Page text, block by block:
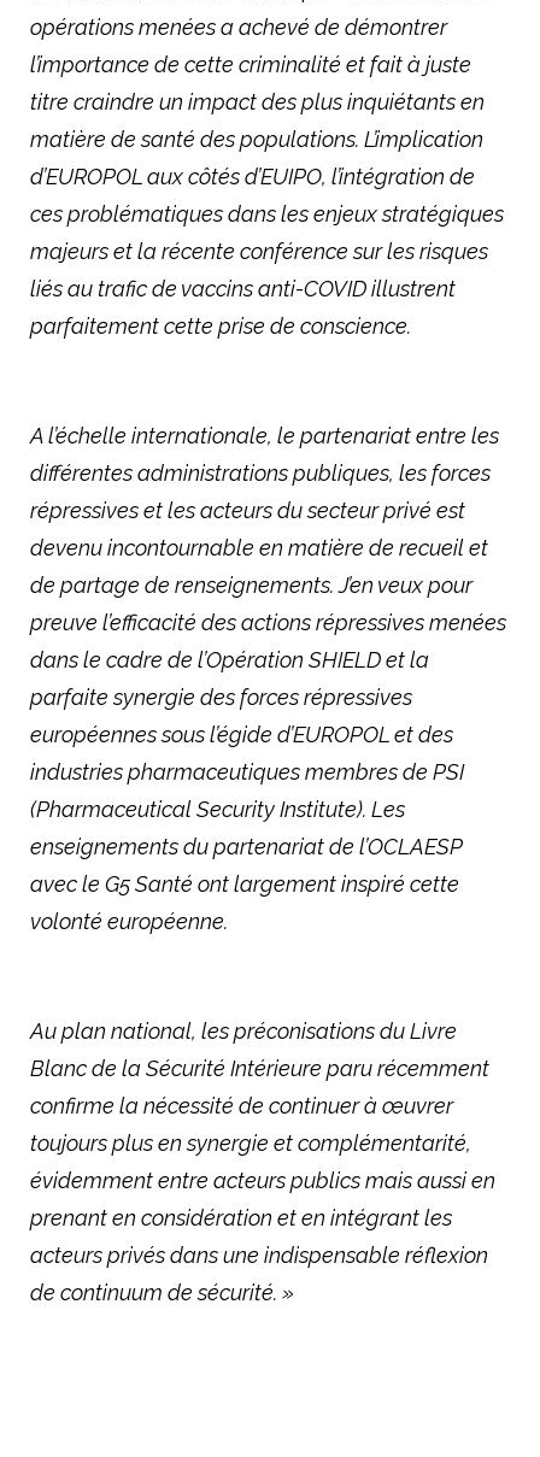
opérations menées a achevé de démontrer
l’importance de cette criminalité et fait à juste
titre craindre un impact des plus inquiétants en
matière de santé des populations. L’implication
d’EUROPOL aux côtés d’EUIPO, l’intégration de
ces problématiques dans les enjeux stratégiques
majeurs et la récente conférence sur les risques
liés au trafic de vaccins anti-COVID illustrent
parfaitement cette prise de conscience.
A l’échelle internationale, le partenariat entre les
différentes administrations publiques, les forces
répressives et les acteurs du secteur privé est
devenu incontournable en matière de recueil et
de partage de renseignements. J’en veux pour
preuve l’efficacité des actions répressives menées
dans le cadre de l’Opération SHIELD et la
parfaite synergie des forces répressives
européennes sous l’égide d’EUROPOL et des
industries pharmaceutiques membres de PSI
(Pharmaceutical Security Institute). Les
enseignements du partenariat de l’OCLAESP
avec le G5 Santé ont largement inspiré cette
volonté européenne.
Au plan national, les préconisations du Livre
Blanc de la Sécurité Intérieure paru récemment
confirme la nécessité de continuer à œuvrer
toujours plus en synergie et complémentarité,
évidemment entre acteurs publics mais aussi en
prenant en considération et en intégrant les
acteurs privés dans une indispensable réflexion
de continuum de sécurité. »